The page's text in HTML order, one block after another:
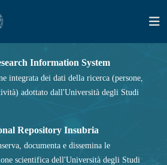
Information System
integrata dei dati della ricerca (persone,
adottato dall'Università degli Studi
Repository Insubria
documenta e dissemina le
scientifica dell'Università degli Studi